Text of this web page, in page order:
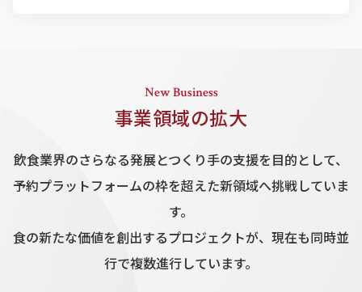
カスタマーサクセス
（インバウンド事業）
リードエンジニア
New Business
事業領域の拡大
飲食業界のさらなる発展とつくり手の支援を目的として、
予約プラットフォームの枠を超えた新領域へ挑戦していま
す。
食の新たな価値を創出するプロジェクトが、現在も同時並
行で複数進行しています。